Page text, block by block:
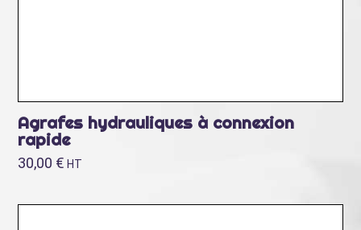
Agrafes hydrauliques à connexion
rapide
30,00 € HT